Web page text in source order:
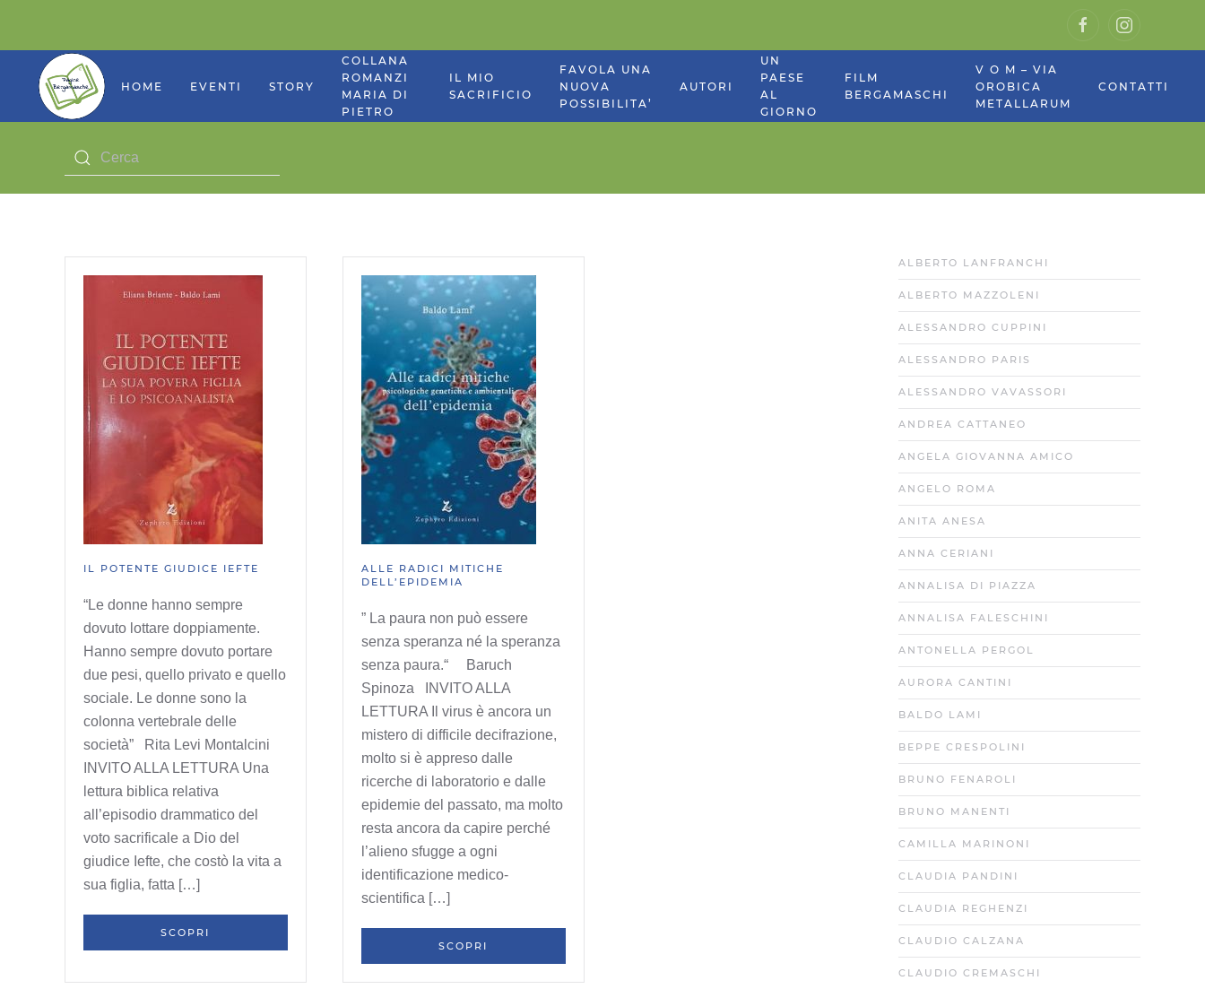
HOME EVENTI STORY
COLLANA
ROMANZI
MARIA DI
PIETRO
IL MIO
SACRIFICIO
FAVOLA UNA
NUOVA
POSSIBILITA’
AUTORI
UN
PAESE
AL
GIORNO
FILM
BERGAMASCHI
V O M – VIA
OROBICA
METALLARUM
CONTATTI
IL POTENTE GIUDICE IEFTE
“Le donne hanno sempre
dovuto lottare doppiamente.
Hanno sempre dovuto portare
due pesi, quello privato e quello
sociale. Le donne sono la
colonna vertebrale delle
società” Rita Levi Montalcini
INVITO ALLA LETTURA Una
lettura biblica relativa
all’episodio drammatico del
voto sacrificale a Dio del
giudice Iefte, che costò la vita a
sua figlia, fatta […]
SCOPRI
ALLE RADICI MITICHE
DELL’EPIDEMIA
” La paura non può essere
senza speranza né la speranza
senza paura.“ Baruch
Spinoza INVITO ALLA
LETTURA Il virus è ancora un
mistero di difficile decifrazione,
molto si è appreso dalle
ricerche di laboratorio e dalle
epidemie del passato, ma molto
resta ancora da capire perché
l’alieno sfugge a ogni
identificazione medico-
scientifica […]
SCOPRI
ALBERTO LANFRANCHI
ALBERTO MAZZOLENI
ALESSANDRO CUPPINI
ALESSANDRO PARIS
ALESSANDRO VAVASSORI
ANDREA CATTANEO
ANGELA GIOVANNA AMICO
ANGELO ROMA
ANITA ANESA
ANNA CERIANI
ANNALISA DI PIAZZA
ANNALISA FALESCHINI
ANTONELLA PERGOL
AURORA CANTINI
BALDO LAMI
BEPPE CRESPOLINI
BRUNO FENAROLI
BRUNO MANENTI
CAMILLA MARINONI
CLAUDIA PANDINI
CLAUDIA REGHENZI
CLAUDIO CALZANA
CLAUDIO CREMASCHI